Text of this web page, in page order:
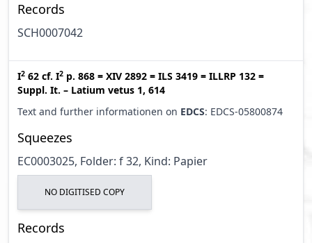
Records
SCH0007042
I2 62 cf. I2 p. 868 = XIV 2892 = ILS 3419 = ILLRP 132 =
Suppl. It. – Latium vetus 1, 614
Text and further informationen on EDCS: EDCS-05800874
Squeezes
EC0003025, Folder: f 32, Kind: Papier
NO DIGITISED COPY
Records